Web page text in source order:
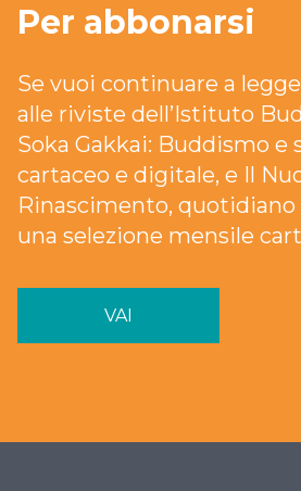
Per abbonarsi
Se vuoi continuare a
alle riviste dell’Istituto
Soka Gakkai: Buddismo e
cartaceo e digitale, e Il
Rinascimento,
una selezione mensile
VAI